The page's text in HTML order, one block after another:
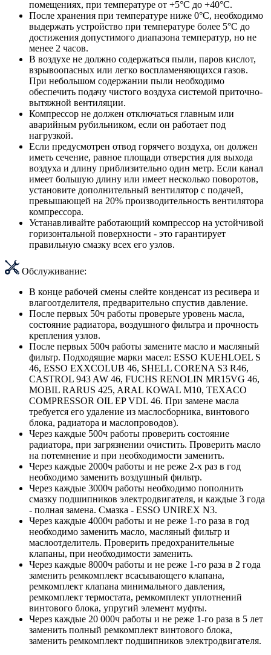
помещениях, при температуре от +5°C до +40°C.
После хранения при температуре ниже 0°C, необходимо
выдержать устройство при температуре более 5°C до
достижения допустимого диапазона температур, но не
менее 2 часов.
В воздухе не должно содержаться пыли, паров кислот,
взрывоопасных или легко воспламеняющихся газов.
При небольшом содержании пыли необходимо
обеспечить подачу чистого воздуха системой приточно-
вытяжной вентиляции.
Компрессор не должен отключаться главным или
аварийным рубильником, если он работает под
нагрузкой.
Если предусмотрен отвод горячего воздуха, он должен
иметь сечение, равное площади отверстия для выхода
воздуха и длину приблизительно один метр. Если канал
имеет большую длину или имеет несколько поворотов,
установите дополнительный вентилятор с подачей,
превышающей на 20% производительность вентилятора
компрессора.
Устанавливайте работающий компрессор на устойчивой
горизонтальной поверхности - это гарантирует
правильную смазку всех его узлов.
Обслуживание:
В конце рабочей смены слейте конденсат из ресивера и
влагоотделителя, предварительно спустив давление.
После первых 50ч работы проверьте уровень масла,
состояние радиатора, воздушного фильтра и прочность
крепления узлов.
После первых 500ч работы замените масло и масляный
фильтр. Подходящие марки масел: ESSO KUEHLOEL S
46, ESSO EXXCOLUB 46, SHELL CORENA S3 R46,
CASTROL 943 AW 46, FUCHS RENOLIN MR15VG 46,
MOBIL RARUS 425, ARAL KOWAL M10, TEXACO
COMPRESSOR OIL EP VDL 46. При замене масла
требуется его удаление из маслосборника, винтового
блока, радиатора и маслопроводов).
Через каждые 500ч работы проверить состояние
радиатора, при загрязнении очистить. Проверить масло
на потемнение и при необходимости заменить.
Через каждые 2000ч работы и не реже 2-х раз в год
необходимо заменить воздушный фильтр.
Через каждые 3000ч работы необходимо пополнить
смазку подшипников электродвигателя, и каждые 3 года
- полная замена. Смазка - ESSO UNIREX N3.
Через каждые 4000ч работы и не реже 1-го раза в год
необходимо заменить масло, масляный фильтр и
маслоотделитель. Проверить предохранительные
клапаны, при необходимости заменить.
Через каждые 8000ч работы и не реже 1-го раза в 2 года
заменить ремкомплект всасывающего клапана,
ремкомплект клапана минимального давления,
ремкомплект термостата, ремкомплект уплотнений
винтового блока, упругий элемент муфты.
Через каждые 20 000ч работы и не реже 1-го раза в 5 лет
заменить полный ремкомплект винтового блока,
заменить ремкомплект подшипников электродвигателя.